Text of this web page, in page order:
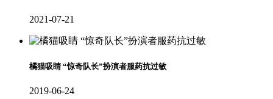
2021-07-21
橘猫吸睛 “惊奇队长”扮演者服药抗过敏
2019-06-24